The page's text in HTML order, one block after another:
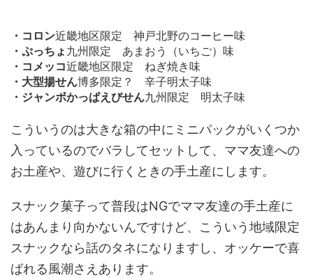
・コロン近畿地区限定 神戸北野のコーヒー味
・ぷっちょ 九州限定 あまおう（いちご）味
・コメッコ近畿地区限定 ねぎ焼き味
・大型揚せん博多限定？ 辛子明太子味
・ジャンボかっぱえびせん九州限定 明太子味
こういうのは大きな箱の中にミニパックがいくつか
入っているのでバラしてセットして、ママ友達への
お土産や、遊びに行くときの手土産にします。
スナック菓子って普段はNGでママ友達の手土産に
はあんまり向かないんですけど、こういう地域限定
スナックなら話のタネになりますし、オッケーで喜
ばれる風潮さえあります。